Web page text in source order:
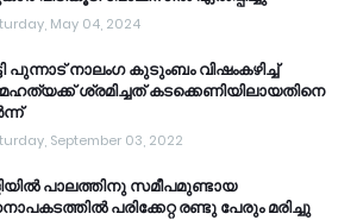
May 04, 2024
പുന്നാട് നാലംഗ കുടുംബം വിഷംകഴിച്ച്‌
ശ്രമിച്ചത് കടക്കെണിയിലായതിനെ
September 03, 2022
പാലത്തിനു സമീപമുണ്ടായ
പരിക്കേറ്റ രണ്ടു പേരും മരിച്ചു